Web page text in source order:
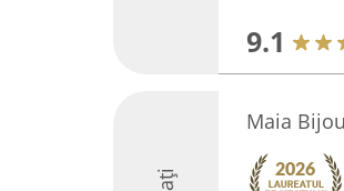
9.1
Maia Bijou